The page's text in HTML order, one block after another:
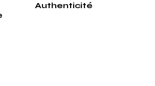
Authenticité